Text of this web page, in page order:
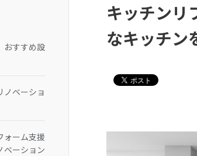
キッチンリ
なキッチン
おすすめ設
ノベーショ
ォーム支援
ベーション